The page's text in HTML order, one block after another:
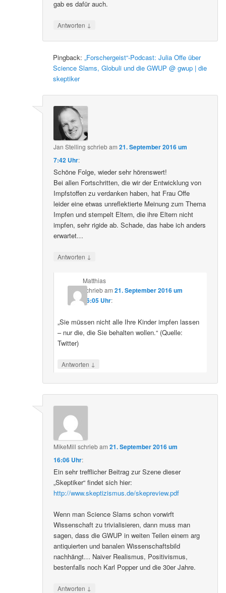
gab es dafür auch.
Antworten ↓
Pingback:„Forschergeist“-Podcast: Julia Offe über
Science Slams, Globuli und die GWUP @ gwup | die
skeptiker
Jan Stelling schriebam21. September 2016 um
7:42 Uhr:
Schöne Folge, wieder sehr hörenswert!
Bei allen Fortschritten, die wir der Entwicklung von
Impfstoffen zu verdanken haben, hat Frau Offe
leider eine etwas unreflektierte Meinung zum Thema
Impfen und stempelt Eltern, die ihre Eltern nicht
impfen, sehr rigide ab. Schade, das habe ich anders
erwartet…
Antworten ↓
Matthias
schriebam 21. September 2016 um
16:05 Uhr:
„Sie müssen nicht alle Ihre Kinder impfen lassen
– nur die, die Sie behalten wollen.“ (Quelle:
Twitter)
Antworten ↓
MikeMill schriebam21. September 2016 um
16:06 Uhr:
Ein sehr trefflicher Beitrag zur Szene dieser
„Skeptiker“ findet sich hier:
http://www.skeptizismus.de/skepreview.pdf
Wenn man Science Slams schon vorwirft
Wissenschaft zu trivialisieren, dann muss man
sagen, dass die GWUP in weiten Teilen einem arg
antiquierten und banalen Wissenschaftsbild
nachhängt… Naiver Realismus, Positivismus,
bestenfalls noch Karl Popper und die 30er Jahre.
Antworten ↓